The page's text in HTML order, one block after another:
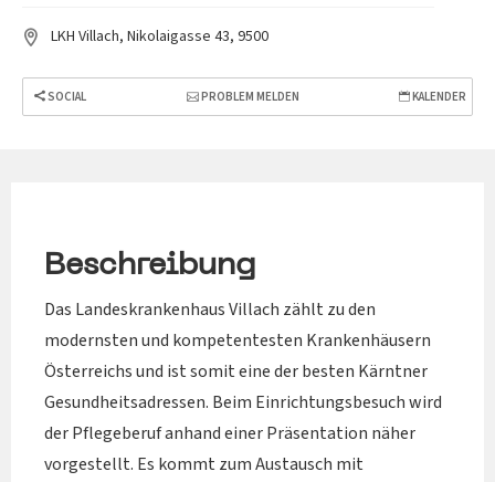
LKH Villach, Nikolaigasse 43, 9500
SOCIAL PROBLEM MELDEN KALENDER
Beschreibung
Das Landeskrankenhaus Villach zählt zu den
modernsten und kompetentesten Krankenhäusern
Österreichs und ist somit eine der besten Kärntner
Gesundheitsadressen. Beim Einrichtungsbesuch wird
der Pflegeberuf anhand einer Präsentation näher
vorgestellt. Es kommt zum Austausch mit